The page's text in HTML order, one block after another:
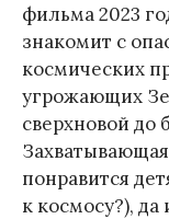
фильма 2023
знакомит с
космических
угрожающих
сверхновой
понравится
к космосу?),